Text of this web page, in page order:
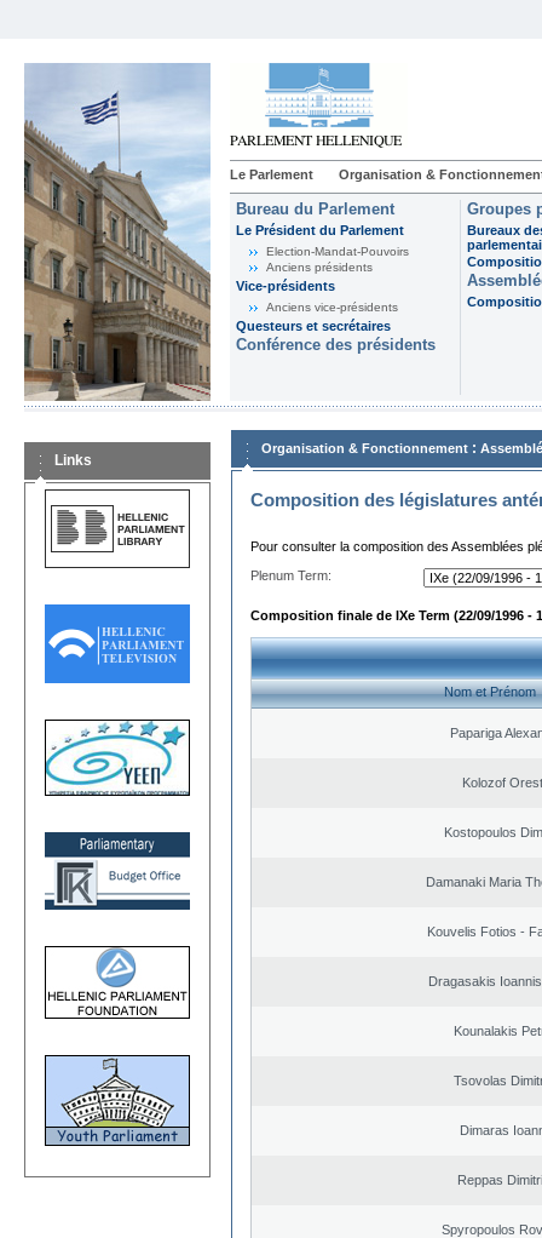
Le Parlement Organisation &
Bureau du Parlement
Le Président du Parlement
Election-Mandat-Pouvoirs
Anciens présidents
Vice-présidents
Anciens vice-présidents
Questeurs et secrétaires
Conférence des présidents
Groupes
Bureaux
Links
Organisation & Fonctionnement :
Composition des législatures
Pour consulter la composition des Assemblées
Plenum Term:
Composition finale de IXe Term (22/09/1996 -
Nom et Prénom
Papariga
Kolozof
Kostopoulos
Damanaki Maria
Kouvelis Fotios -
Dragasakis
Kounalakis
Tsovolas
Dimaras
Reppas
Spyropoulos